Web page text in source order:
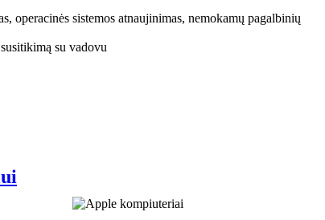
operacinės sistemos atnaujinimas, nemokamų pagalbinių
su vadovu